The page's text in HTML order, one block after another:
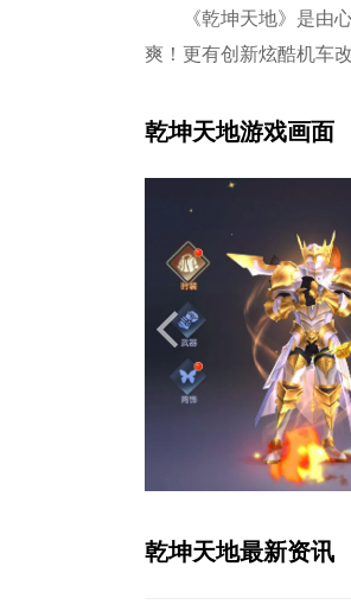
《乾坤天地》是
爽！更有创新炫酷机车
乾坤天地游戏画面
乾坤天地最新资讯